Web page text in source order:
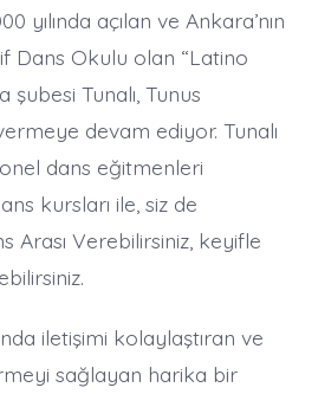
yılında açılan ve Ankara’nın
Dans Okulu olan “Latino
şubesi Tunalı, Tunus
devam ediyor. Tunalı
dans eğitmenleri
kursları ile, siz de
Arası Verebilirsiniz, keyifle
iletişimi kolaylaştıran ve
sağlayan harika bir